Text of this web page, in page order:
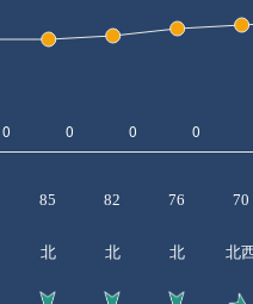
85 82 76 70
北 北 北 北